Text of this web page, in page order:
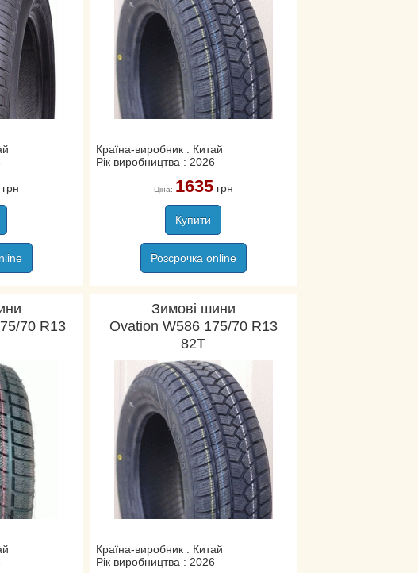
Країна-виробник : Китай
Рік виробництва : 2026
Ціна: 1635грн
Купити
Розсрочка online
70 R13
Зимові шини
Ovation W586 175/70 R13
82T
Країна-виробник : Китай
Рік виробництва : 2026